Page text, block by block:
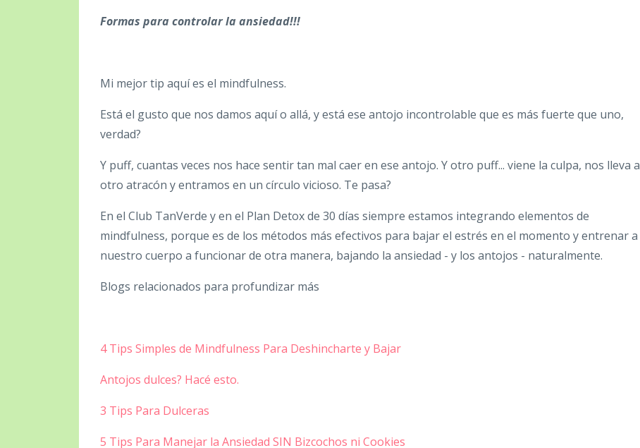
Formas para controlar la ansiedad!!!
Mi mejor tip aquí es el mindfulness.
Está el gusto que nos damos aquí o allá, y está ese antojo incontrolable que es más fuerte que uno,
verdad?
Y puff, cuantas veces nos hace sentir tan mal caer en ese antojo. Y otro puff... viene la culpa, nos lleva a
otro atracón y entramos en un círculo vicioso. Te pasa?
En el Club TanVerde y en el Plan Detox de 30 días siempre estamos integrando elementos de
mindfulness, porque es de los métodos más efectivos para bajar el estrés en el momento y entrenar a
nuestro cuerpo a funcionar de otra manera, bajando la ansiedad - y los antojos - naturalmente.
Blogs relacionados para profundizar más
4 Tips Simples de Mindfulness Para Deshincharte y Bajar
Antojos dulces? Hacé esto.
3 Tips Para Dulceras
5 Tips Para Manejar la Ansiedad SIN Bizcochos ni Cookies